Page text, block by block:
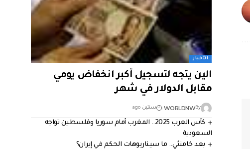
الأخبار
الين يتجه لتسجيل أكبر انخفاض يومي
مقابل الدولار في شهر
By
WORLDNW سنتين ago
كأس العرب 2025.. المغرب أمام سوريا وفلسطين تواجه
السعودية
بعد خامنئي.. ما سيناريوهات الحكم في إيران؟